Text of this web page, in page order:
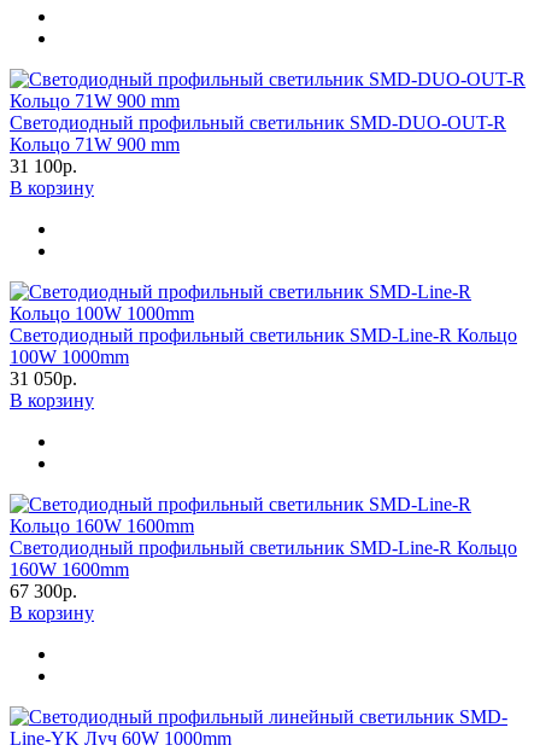
Светодиодный профильный светильник SMD-DUO-OUT-R
Кольцо 71W 900 mm
31 100р.
В корзину
Светодиодный профильный светильник SMD-Line-R Кольцо
100W 1000mm
31 050р.
В корзину
Светодиодный профильный светильник SMD-Line-R Кольцо
160W 1600mm
67 300р.
В корзину